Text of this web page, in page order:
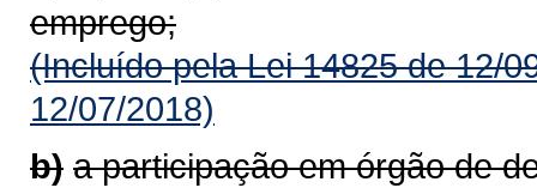
emprego;
(Incluído pela Lei 14825 de 12/
12/07/2018)
b) a participação em órgão de